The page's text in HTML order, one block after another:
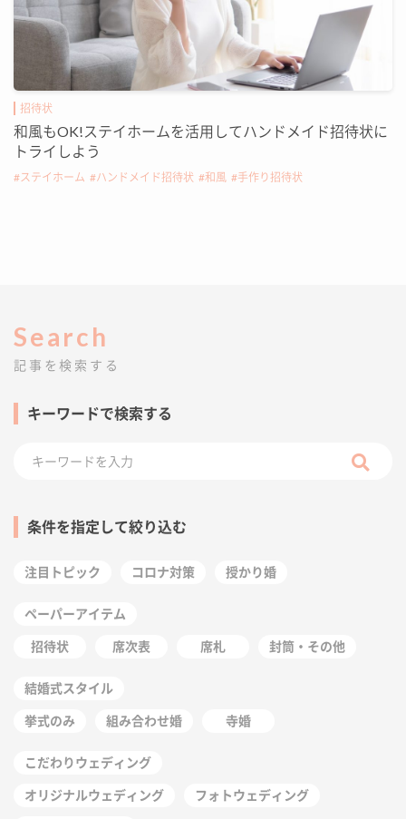
招待状
和風もOK!ステイホームを活用してハンドメイド招待状に
トライしよう
ステイホーム ハンドメイド招待状 和風 手作り招待状
Search
記事を検索する
キーワードで検索する
条件を指定して絞り込む
注目トピック コロナ対策 授かり婚
ペーパーアイテム
招待状 席次表 席札 封筒・その他
結婚式スタイル
挙式のみ 組み合わせ婚 寺婚
こだわりウェディング
オリジナルウェディング フォトウェディング